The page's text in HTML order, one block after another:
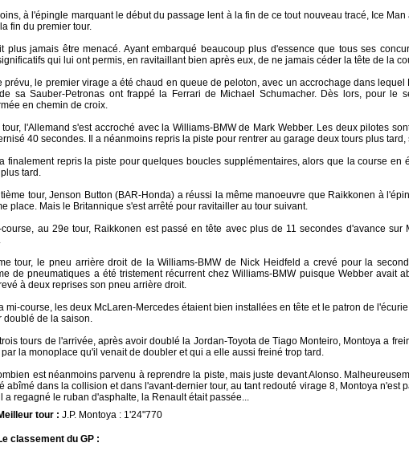
à l'épingle marquant le début du passage lent à la fin de ce tout nouveau tracé, Ice
fin du premier tour.
plus jamais être menacé. Ayant embarqué beaucoup plus d'essence que tous ses
qui lui ont permis, en ravitaillant bien après eux, de ne jamais céder la tête de la
prévu, le premier virage a été chaud en queue de peloton, avec un accrochage dans
sa Sauber-Petronas ont frappé la Ferrari de Michael Schumacher. Dès lors, pour le
en chemin de croix.
l'Allemand s'est accroché avec la Williams-BMW de Mark Webber. Les deux pilotes
40 secondes. Il a néanmoins repris la piste pour rentrer au garage deux tours plus
finalement repris la piste pour quelques boucles supplémentaires, alors que la course en
tard.
tour, Jenson Button (BAR-Honda) a réussi la même manoeuvre que Raikkonen à
place. Mais le Britannique s'est arrêté pour ravitailler au tour suivant.
au 29e tour, Raikkonen est passé en tête avec plus de 11 secondes d'avance
tour, le pneu arrière droit de la Williams-BMW de Nick Heidfeld a crevé pour la
de pneumatiques a été tristement récurrent chez Williams-BMW puisque Webber avait
à deux reprises son pneu arrière droit.
mi-course, les deux McLaren-Mercedes étaient bien installées en tête et le patron de
doublé de la saison.
tours de l'arrivée, après avoir doublé la Jordan-Toyota de Tiago Monteiro, Montoya a
par la monoplace qu'il venait de doubler et qui a elle aussi freiné trop tard.
est néanmoins parvenu à reprendre la piste, mais juste devant Alonso.
abîmé dans la collision et dans l'avant-dernier tour, au tant redouté virage 8, Montoya n'est
a regagné le ruban d'asphalte, la Renault était passée...
tour : J.P. Montoya : 1'24"770
classement du GP :